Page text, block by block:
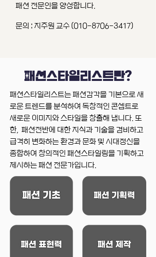
패션 전문인을 양성합니다.
문의 : 지주원 교수 (010-8706-3417)
패션스타일리스트란?
패션스타일리스트는 패션감각을 기본으로 새
로운 트렌드를 분석하여 독창적인 콘셉트로
새로운 이미지와 스타일을 창출해 냅니다. 또
한, 패션전반에 대한 지식과 기술을 겸비하고
급격히 변화하는 환경과 문화 및 시대정신을
종합하여 창의적인 패션스타일링을 기획하고
제시하는 패션 전문가입니다.